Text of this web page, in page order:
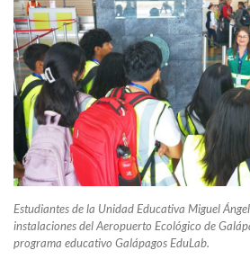
Estudiantes de la Unidad Educativa Miguel
instalaciones del Aeropuerto Ecológico de
programa educativo Galápagos EduLab.